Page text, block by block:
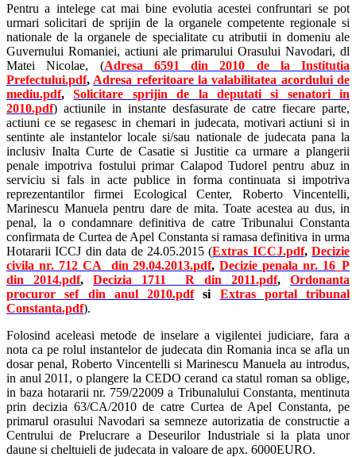
Pentru a intelege cat mai bine evolutia acestei confruntari se pot
urmari solicitari de sprijin de la organele competente regionale si
nationale de la organele de specialitate cu atributii in domeniu ale
Guvernului Romaniei, actiuni ale primarului Orasului Navodari, dl
Matei Nicolae, (Adresa 6591 din 2010 de la Institutia
Prefectului.pdf, Adresa referitoare la valabilitatea acordului de
mediu.pdf,Solicitare sprijin de la deputati si senatori in
2010.pdf) actiunile in instante desfasurate de catre fiecare parte,
actiuni ce se regasesc in chemari in judecata, motivari actiuni si in
sentinte ale instantelor locale si/sau nationale de judecata pana la
inclusiv Inalta Curte de Casatie si Justitie ca urmare a plangerii
penale impotriva fostului primar Calapod Tudorel pentru abuz in
serviciu si fals in acte publice in forma continuata si impotriva
reprezentantilor firmei Ecological Center, Roberto Vincentelli,
Marinescu Manuela pentru dare de mita. Toate acestea au dus, in
penal, la o condamnare definitiva de catre Tribunalui Constanta
confirmata de Curtea de Apel Constanta si ramasa definitiva in urma
Hotararii ICCJ din data de 24.05.2015 (Extras ICCJ.pdf, Decizie
civila nr. 712 CA din 29.04.2013.pdf,Decizie penala nr. 16_P
din 2014.pdf, Decizia 1711 R din 2011.pdf, Ordonanta
procuror sef din anul 2010.pdfsi Extras portal tribunal
Constanta.pdf).
Folosind aceleasi metode de inselare a vigilentei judiciare, fara a
nota ca pe rolul instantelor de judecata din Romania inca se afla un
dosar penal, Roberto Vincentelli si Marinescu Manuela au introdus,
in anul 2011, o plangere la CEDO cerand ca statul roman sa oblige,
in baza hotararii nr. 759/22009 a Tribunalului Constanta, mentinuta
prin decizia 63/CA/2010 de catre Curtea de Apel Constanta, pe
primarul orasului Navodari sa semneze autorizatia de constructie a
Centrului de Prelucrare a Deseurilor Industriale si la plata unor
daune si cheltuieli de judecata in valoare de apx. 6000EURO.